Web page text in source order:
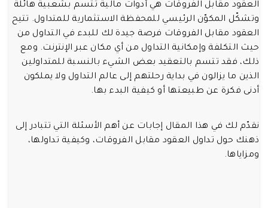
العقود مقابل الفروقات هي أدوات مالية تتسم بشعبية هائلة
وتشكّل المكوّن الرئيسي للمحفظة الاستثمارية للمتداول. تتيح
العقود مقابل الفروقات فرصة جيدة لك للبدء في التداول من
حيث التكلفة وإمكانية التداول من أي مكان عبر الإنترنت. ومع
ذلك، فقد تتسم بالتعقيد بعض الشيء بالنسبة للمتداولين
الذين ما يزالون في بداية رحلتهم إلى عالم التداول ولا يملكون
أدنى فكرة عن طبيعتها أو كيفية البدء بها.
نقدّم لك في هذا المقال إجابات عن أهم الأسئلة التي تتبادر إلى
ذهنك حول تداول العقود مقابل الفروقات، وكيفية تداولها،
ومزاياها.